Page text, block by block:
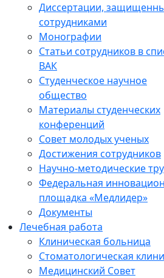
Диссертации,
сотрудниками
Монографии
Статьи сотрудников в
ВАК
Студенческое научное
общество
Материалы студенческих
конференций
Совет молодых ученых
Достижения сотрудников
Научно-методические
Федеральная
площадка «Медлидер»
Документы
Лечебная работа
Клиническая больница
Стоматологическая
Медицинский Совет